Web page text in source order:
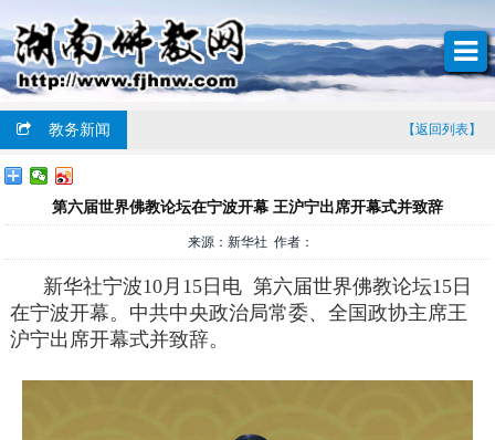
教务新闻 【返回列表】
第六届世界佛教论坛在宁波开幕 王沪宁出席开幕式并致辞
来源：新华社 作者：
新华社宁波10月15日电 第六届世界佛教论坛15日
在宁波开幕。中共中央政治局常委、全国政协主席王
沪宁出席开幕式并致辞。